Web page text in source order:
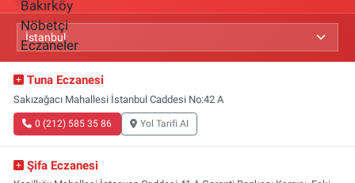
Tuna Eczanesi
Sakızağacı Mahallesi İstanbul Caddesi No:42 A
0 (212) 585 35 86 Yol Tarifi Al
Şifa Eczanesi